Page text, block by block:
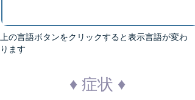
上の言語ボタンをクリックすると表示言語が変わ
ります
♦ 症状 ♦